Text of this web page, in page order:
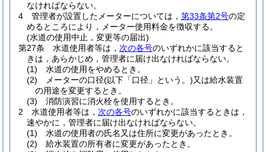
なければならない。
4
管理者が設置したメーターについては， 第33条第2号の定
めるところにより，メーター使用料金を徴収する。
(水道の使用中止，変更等の届出)
第27条
水道使用者等は， 次の各号のいずれかに該当すると
きは，あらかじめ，管理者に届け出なければならない。
(1)
水道の使用をやめるとき。
(2)
メーターの口径(以下「口径」という。)又は給水装置
の用途を変更するとき。
(3)
消防演習に消火栓を使用するとき。
2
水道使用者等は， 次の各号のいずれかに該当するときは，
速やかに，管理者に届け出なければならない。
(1)
水道の使用者の氏名又は住所に変更があったとき。
(2)
給水装置の所有者に変更があったとき。